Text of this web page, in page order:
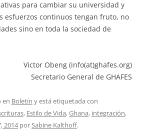
para cambiar su universidad y
esfuerzos continuos tengan fruto, no
sino en toda la sociedad de
Victor Obeng (info(at)ghafes.org)
Secretario General de GHAFES
en Boletín y está etiquetada con
, Estilo de Vida,Ghana, integración,
2014porSabine Kalthoff.